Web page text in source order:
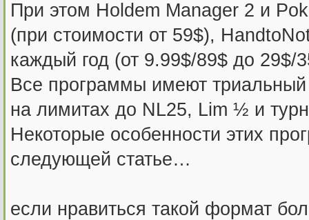
При этом Holdem Manager 2 и
(при стоимости от 59$),
каждый год (от 9.99$/89$ до 29$/
Все программы имеют
на лимитах до NL25, Lim ½ и
Некоторые особенности этих
следующей статье…
если нравиться такой формат